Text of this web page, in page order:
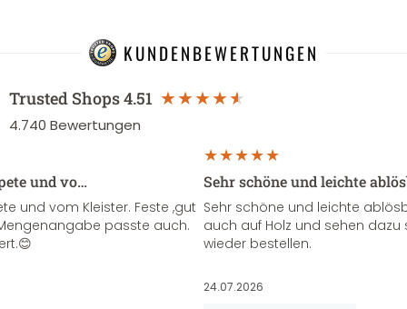
KUNDENBEWERTUNGEN
Trusted Shops4.51
4.740 Bewertungen
und vo…
und vom Kleister. Feste ,gut
passte auch.
Sehr schöne und leichte
Sehr schöne und leichte
auch auf Holz und sehen
wieder bestellen.
24.07.2026